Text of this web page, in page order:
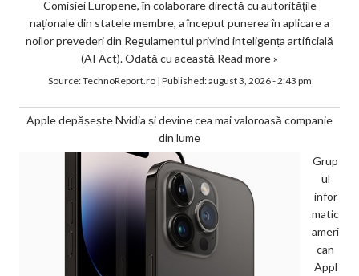
Comisiei Europene, în colaborare directă cu autoritățile
naționale din statele membre, a început punerea în aplicare a
noilor prevederi din Regulamentul privind inteligența artificială
(AI Act). Odată cu această Read more »
Source:TechnoReport.ro| Published:august 3, 2026 - 2:43 pm
Apple depășește Nvidia și devine cea mai valoroasă companie
din lume
Grup
ul
infor
matic
ameri
can
Appl